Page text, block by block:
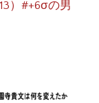
）#+6σの男